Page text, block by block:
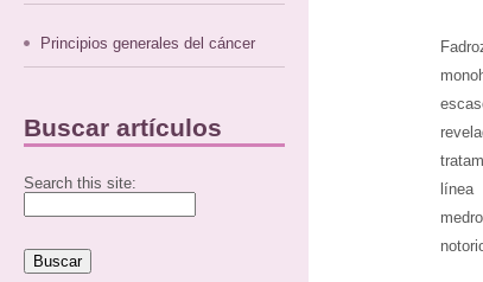
Principios generales del cáncer
Buscar artículos
Search this site: